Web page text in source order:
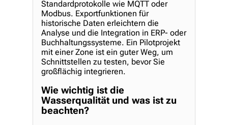
Standardprotokolle wie MQTT oder
Modbus. Exportfunktionen für
historische Daten erleichtern die
Analyse und die Integration in ERP- oder
Buchhaltungssysteme. Ein Pilotprojekt
mit einer Zone ist ein guter Weg, um
Schnittstellen zu testen, bevor Sie
großflächig integrieren.
Wie wichtig ist die
Wasserqualität und was ist zu
beachten?